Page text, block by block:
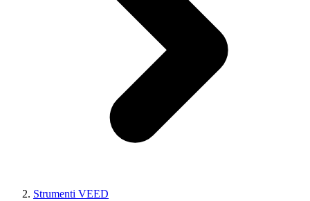
Strumenti VEED